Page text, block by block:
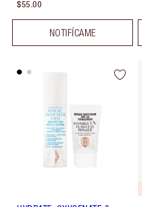
$55.00
NOTIFÍCAME